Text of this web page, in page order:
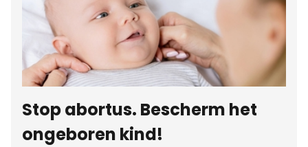
Stop abortus. Bescherm het
ongeboren kind!